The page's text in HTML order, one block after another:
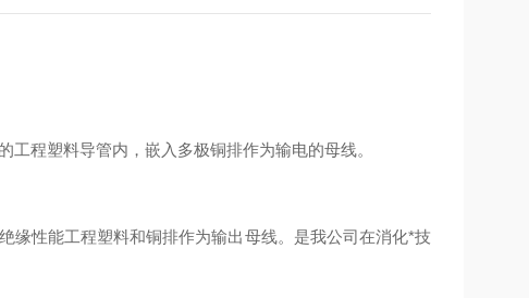
程塑料导管内，嵌入多极铜排作为输电的母线。
性能工程塑料和铜排作为输出母线。是我公司在消化*技